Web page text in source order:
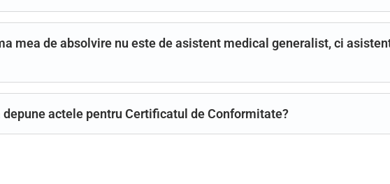
mea de absolvire nu este de asistent medical generalist, ci
actele pentru Certificatul de Conformitate?